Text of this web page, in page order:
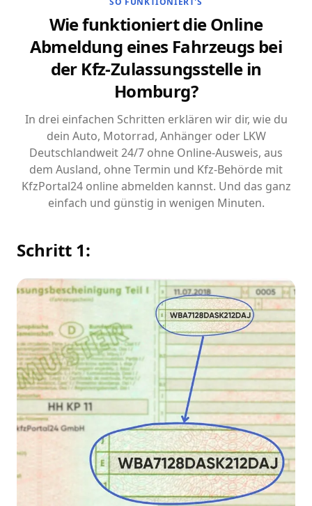
Wie funktioniert die Online
Abmeldung eines Fahrzeugs bei
der Kfz-Zulassungsstelle in
Homburg?
In drei einfachen Schritten erklären wir dir, wie du
dein Auto, Motorrad, Anhänger oder LKW
Deutschlandweit 24/7 ohne Online-Ausweis, aus
dem Ausland, ohne Termin und Kfz-Behörde mit
KfzPortal24 online abmelden kannst. Und das ganz
einfach und günstig in wenigen Minuten.
Schritt 1: